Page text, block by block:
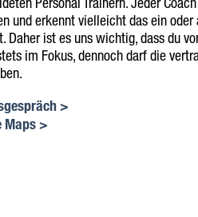
und erkennt vielleicht das ein
Daher ist es uns wichtig, dass du
im Fokus, dennoch darf die
>
Maps >